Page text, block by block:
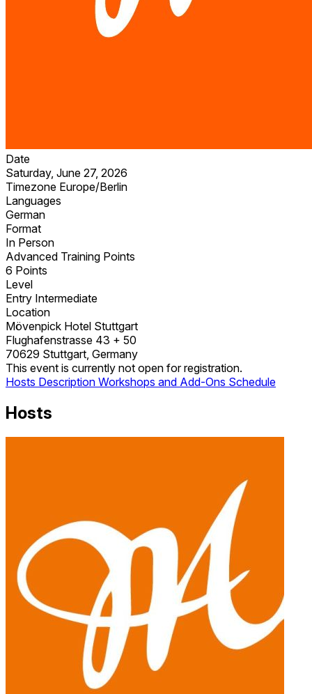
Date
Saturday, June 27, 2026
Timezone Europe/Berlin
Languages
German
Format
In Person
Advanced Training Points
6 Points
Level
Entry Intermediate
Location
Mövenpick Hotel Stuttgart
Flughafenstrasse 43 + 50
70629 Stuttgart, Germany
This event is currently not open for registration.
Hosts Description Workshops and Add-Ons Schedule
Hosts